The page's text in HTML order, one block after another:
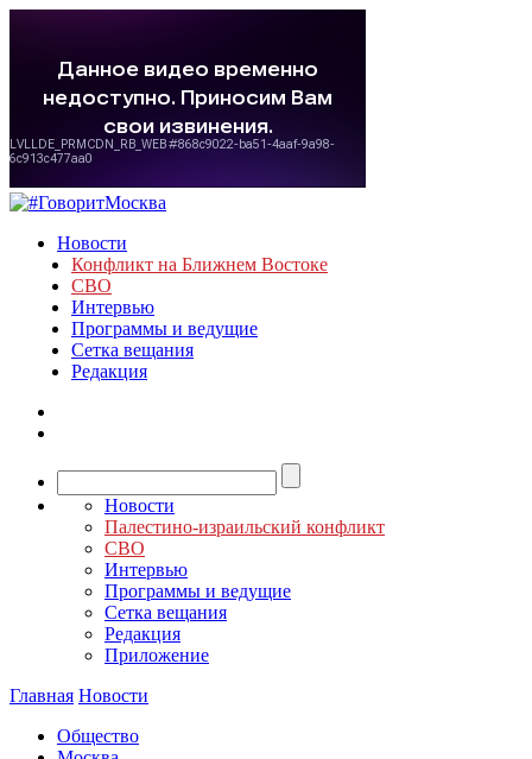
Новости
Конфликт на Ближнем Востоке
СВО
Интервью
Программы и ведущие
Сетка вещания
Редакция
Новости
Палестино-израильский конфликт
СВО
Интервью
Программы и ведущие
Сетка вещания
Редакция
Приложение
Главная Новости
Общество